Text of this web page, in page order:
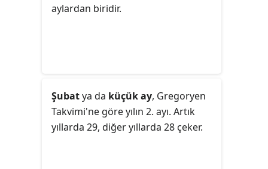
aylardan biridir.
Şubatya da küçük ay, Gregoryen
Takvimi'ne göre yılın 2. ayı. Artık
yıllarda 29, diğer yıllarda 28 çeker.